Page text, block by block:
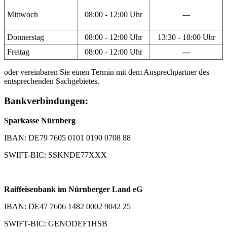
Mittwoch 08:00 - 12:00 Uhr ---
Donnerstag 08:00 - 12:00 Uhr
13:30 - 18:00 Uhr
Freitag
08:00 - 12:00 Uhr ---
oder vereinbaren Sie einen Termin mit dem Ansprechpartner des
entsprechenden Sachgebietes.
Bankverbindungen:
Sparkasse Nürnberg
IBAN: DE79 7605 0101 0190 0708 88
SWIFT-BIC: SSKNDE77XXX
Raiffeisenbank im Nürnberger Land eG
IBAN: DE47 7606 1482 0002 9042 25
SWIFT-BIC: GENODEF1HSB